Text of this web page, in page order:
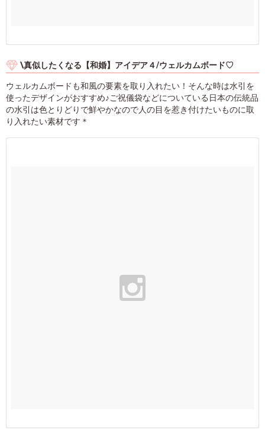
\真似したくなる【和婚】アイデア４/ウェルカムボード♡
ウェルカムボードも和風の要素を取り入れたい！そんな時は水引を
使ったデザインがおすすめ♪ご祝儀袋などについている日本の伝統品
の水引は色とりどりで鮮やかなので人の目を惹き付けたいものに取
り入れたい素材です＊